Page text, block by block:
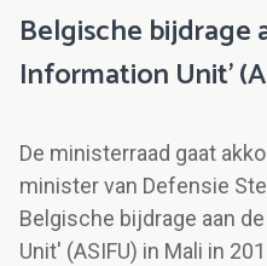
Belgische bijdrage
Information Unit'
De ministerraad gaat
minister van Defensie
Belgische bijdrage aan
Unit' (ASIFU) in Mali in